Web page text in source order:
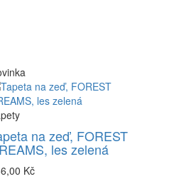
na zeď, FOREST
les zelená
Kč